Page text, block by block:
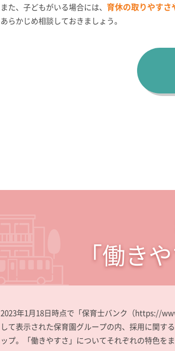
また、子どもがいる場合には、 育休の取りやすさ
あらかじめ相談しておきましょう。
「働き
2023年1月18日時点で「保育士バンク（https://
して表示された保育園グループの内、採用に関す
ップ。「働きやすさ」についてそれぞれの特色をま